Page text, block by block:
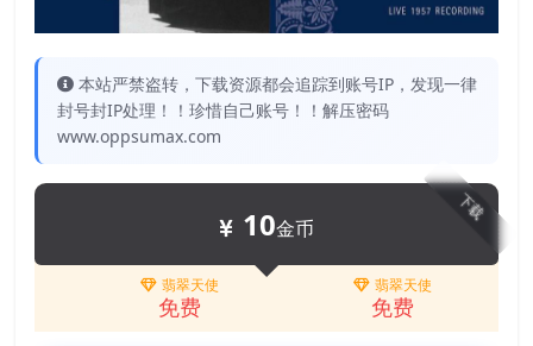
本站严禁盗转，下载资源都会追踪到账号IP，发现一律
封号封IP处理！！珍惜自己账号！！解压密码
www.oppsumax.com
下载
10金币
翡翠天使
免费
翡翠天使
免费